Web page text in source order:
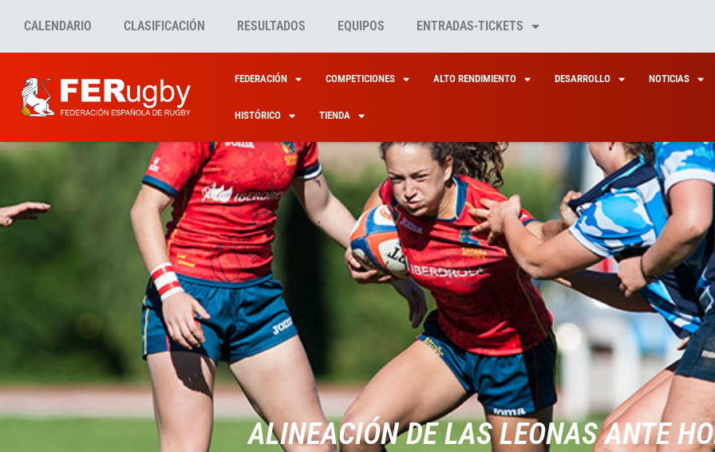
CALENDARIO CLASIFICACIÓN RESULTADOS EQUIPOS ENTRADAS-TICKETS
FEDERACIÓN COMPETICIONES ALTO RENDIMIENTO DESARROLLO NOTICIAS
HISTÓRICO TIENDA
ALINEACIÓN DE LAS LEONAS ANTE